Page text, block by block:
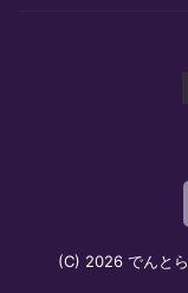
(C) 2026 でんとら